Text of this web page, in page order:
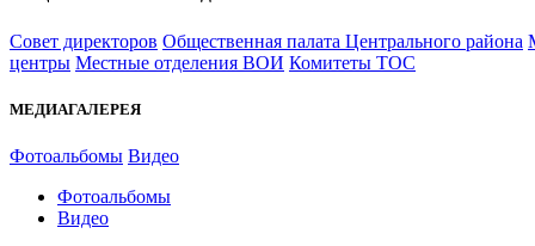
Совет директоров Общественная палата Центрального района
центры Местные отделения ВОИ Комитеты ТОС
МЕДИАГАЛЕРЕЯ
Фотоальбомы Видео
Фотоальбомы
Видео